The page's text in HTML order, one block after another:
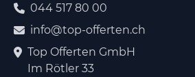
044 517 80 00
info@top-offerten.ch
Top Offerten GmbH
Im Rötler 33